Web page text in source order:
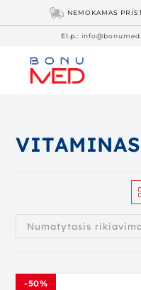
NEMOKAMAS
El.p.:
Numatytasis
-50%